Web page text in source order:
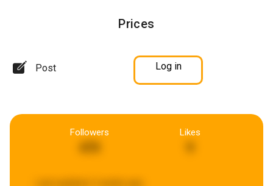
Prices
Post Log in
Followers Likes